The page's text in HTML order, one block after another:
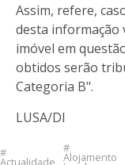
Assim, refere,
desta informação
imóvel em
obtidos serão
Categoria B".
LUSA/DI
Actualidade Alojamento